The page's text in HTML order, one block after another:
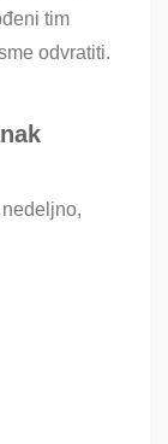
tim
odvratiti.